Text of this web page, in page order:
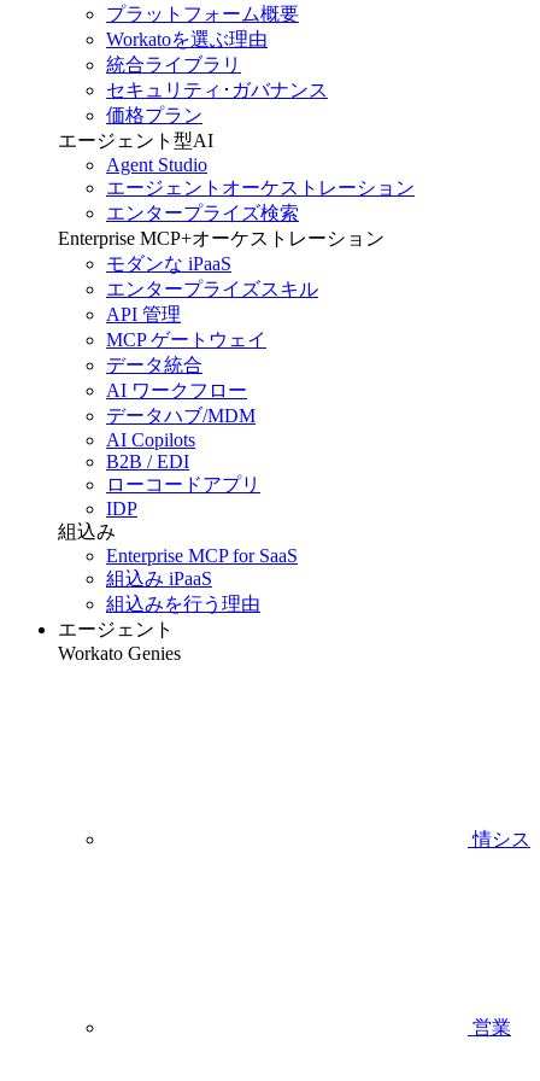
プラットフォーム概要
Workatoを選ぶ理由
統合ライブラリ
セキュリティ･ガバナンス
価格プラン
エージェント型AI
Agent Studio
エージェントオーケストレーション
エンタープライズ検索
Enterprise MCP+オーケストレーション
モダンな iPaaS
エンタープライズスキル
API 管理
MCP ゲートウェイ
データ統合
AI ワークフロー
データハブ/MDM
AI Copilots
B2B / EDI
ローコードアプリ
IDP
組込み
Enterprise MCP for SaaS
組込み iPaaS
組込みを行う理由
エージェント
Workato Genies
情シス
営業